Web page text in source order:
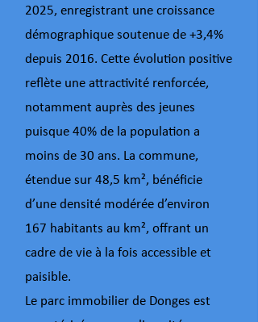
2025, enregistrant une croissance
démographique soutenue de +3,4%
depuis 2016. Cette évolution positive
reflète une attractivité renforcée,
notamment auprès des jeunes
puisque 40% de la population a
moins de 30 ans. La commune,
étendue sur 48,5 km², bénéficie
d’une densité modérée d’environ
167 habitants au km², offrant un
cadre de vie à la fois accessible et
paisible.
Le parc immobilier de Donges est